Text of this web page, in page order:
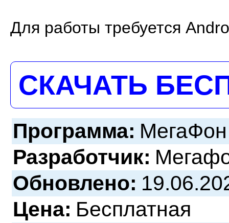
Для работы требуется
СКАЧАТЬ
Программа:
Разработчик:
Обновлено:
Цена: Бесплатная